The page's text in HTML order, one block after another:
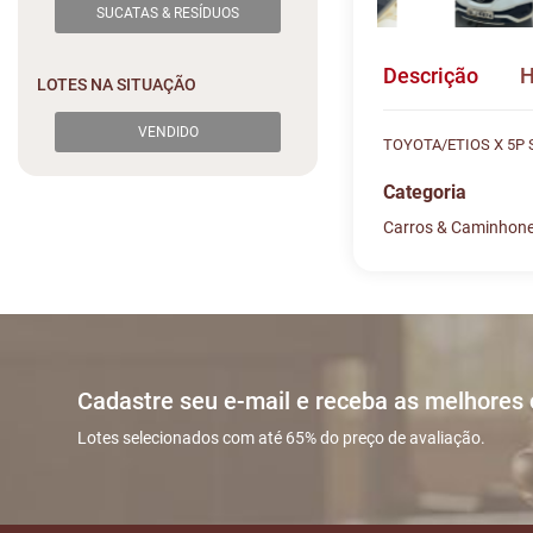
SUCATAS & RESÍDUOS
LOTES NA SITUAÇÃO
VENDIDO
Descrição
TOYOTA/ETIOS X 5P
Categoria
Carros &
# DATA/
2 02/05
05/05
Sua dúvida
Nome
Cadastre seu e-mail e receba as
Lotes selecionados com até 65% do preço de avaliação.